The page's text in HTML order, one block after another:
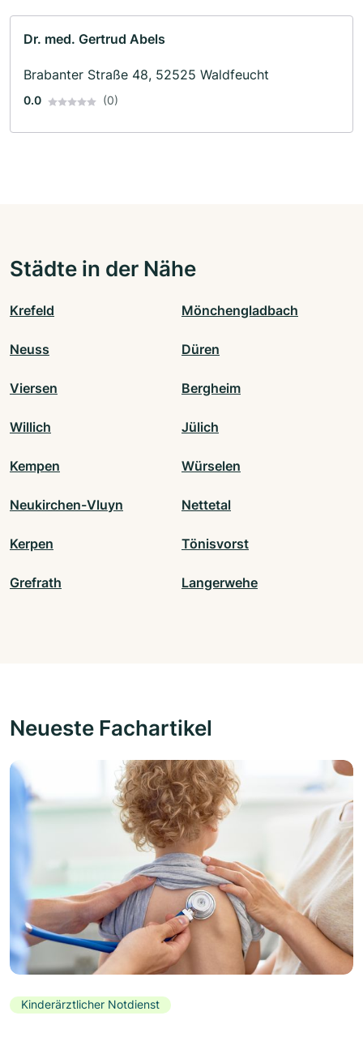
Dr. med. Gertrud Abels
Brabanter Straße 48, 52525 Waldfeucht
0.0 (0)
Städte in der Nähe
Krefeld Mönchengladbach
Neuss Düren
Viersen Bergheim
Willich Jülich
Kempen Würselen
Neukirchen-Vluyn Nettetal
Kerpen Tönisvorst
Grefrath Langerwehe
Neueste Fachartikel
Kinderärztlicher Notdienst